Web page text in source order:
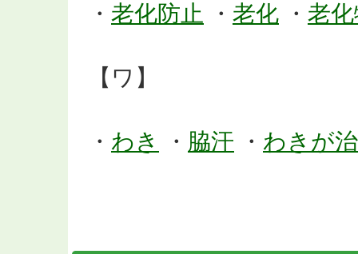
・ 老化防止 ・ 老化 ・ 老
【ワ】
・ わき ・ 脇汗 ・ わきが